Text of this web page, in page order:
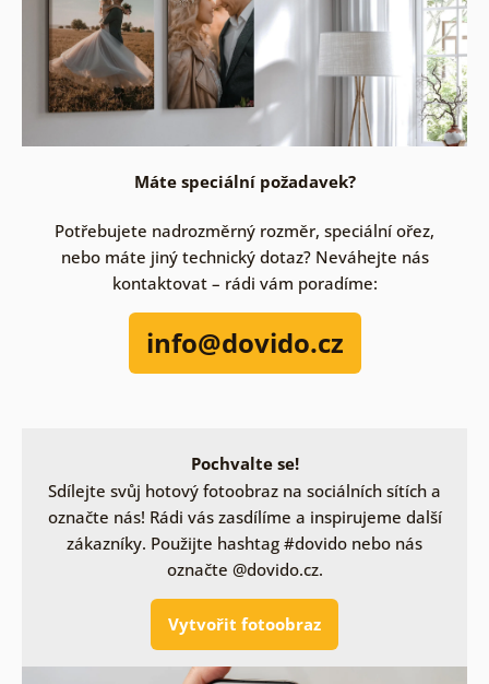
Máte speciální požadavek?
Potřebujete nadrozměrný rozměr, speciální ořez,
nebo máte jiný technický dotaz? Neváhejte nás
kontaktovat – rádi vám poradíme:
info@dovido.cz
Pochvalte se!
Sdílejte svůj hotový fotoobraz na sociálních sítích a
označte nás! Rádi vás zasdílíme a inspirujeme další
zákazníky. Použijte hashtag #dovido nebo nás
označte @dovido.cz.
Vytvořit fotoobraz